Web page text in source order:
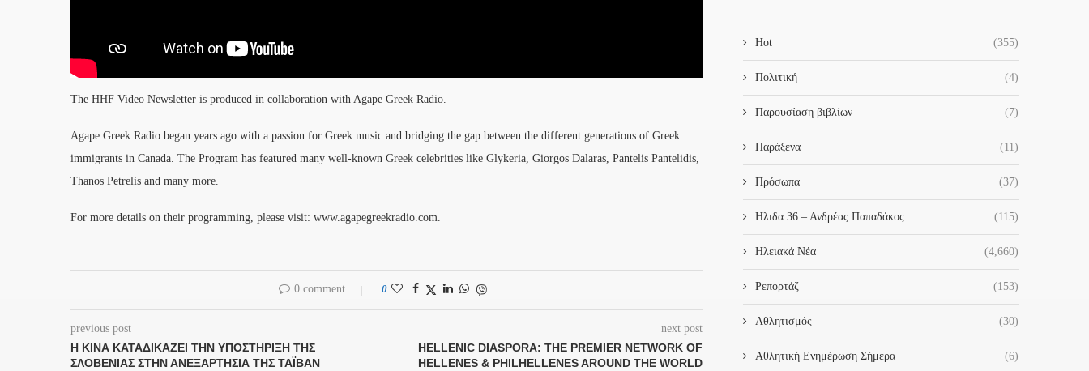
The HHF Video Newsletter is produced in collaboration with Agape Greek Radio.
Agape Greek Radio began years ago with a passion for Greek music and bridging the gap between the different generations of Greek
immigrants in Canada. The Program has featured many well-known Greek celebrities like Glykeria, Giorgos Dalaras, Pantelis Pantelidis,
Thanos Petrelis and many more.
For more details on their programming, please visit: www.agapegreekradio.com.
0 comment 0
previous post
Η ΚΊΝΑ ΚΑΤΑΔΙΚΆΖΕΙ ΤΗΝ ΥΠΟΣΤΉΡΙΞΗ ΤΗΣ
ΣΛΟΒΕΝΊΑΣ ΣΤΗΝ ΑΝΕΞΑΡΤΗΣΊΑ ΤΗΣ ΤΑΪΒΆΝ
next post
HELLENIC DIASPORA: THE PREMIER NETWORK OF
HELLENES & PHILHELLENES AROUND THE WORLD
Hot (355)
Πολιτική (4)
Παρουσίαση βιβλίων (7)
Παράξενα (11)
Πρόσωπα (37)
Ηλιδα 36 – Ανδρέας Παπαδάκος (115)
Ηλειακά Νέα (4,660)
Ρεπορτάζ (153)
Αθλητισμός (30)
Αθλητική Ενημέρωση Σήμερα (6)